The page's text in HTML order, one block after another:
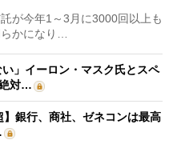
が今年1～3月に3000回以上も
かになり…
」イーロン・マスク氏とスペ
対…
】銀行、商社、ゼネコンは最高